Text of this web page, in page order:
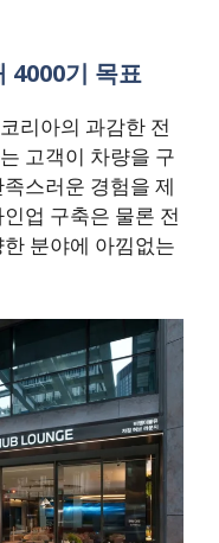
4000기 목표
리아의 과감한 전
고객이 차량을 구
스러운 경험을 제
업 구축은 물론 전
분야에 아낌없는